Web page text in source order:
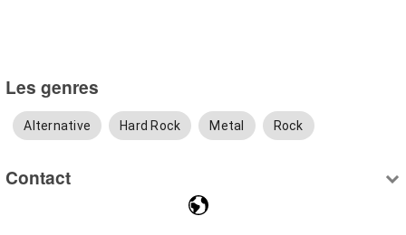
Les genres
Alternative Hard Rock Metal Rock
Contact